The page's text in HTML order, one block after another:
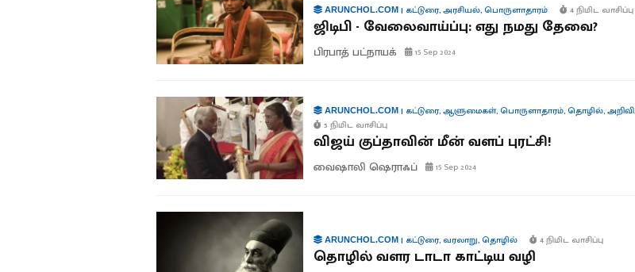
ARUNCHOL.COM| கட்டுரை,அரசியல்,பொருளாதாரம் 4 நிமிட வாசிப்பு
ஜிடிபி - வேலைவாய்ப்பு: எது நமது தேவை?
பிரபாத் பட்நாயக் 15 Sep 2024
ARUNCHOL.COM| கட்டுரை,ஆளுமைகள்,பொருளாதாரம்,தொழில்,அறிவியல்
5 நிமிட வாசிப்பு
விஜய் குப்தாவின் மீன் வளப் புரட்சி!
வைஷாலி ஷெராஃப் 15 Sep 2024
ARUNCHOL.COM| கட்டுரை, வரலாறு,தொழில் 4 நிமிட வாசிப்பு
தொழில் வளர டாடா காட்டிய வழி